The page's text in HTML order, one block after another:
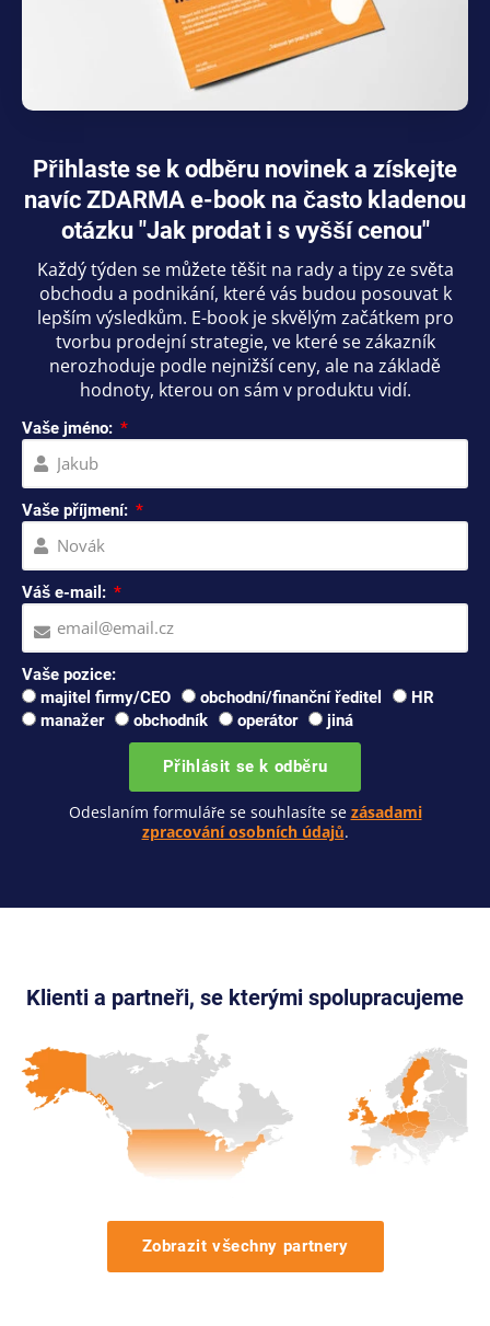
Přihlaste se k odběru novinek a získejte
navíc ZDARMA e-book na často kladenou
otázku "Jak prodat i s vyšší cenou"
Každý týden se můžete těšit na rady a tipy ze světa
obchodu a podnikání, které vás budou posouvat k
lepším výsledkům. E-book je skvělým začátkem pro
tvorbu prodejní strategie, ve které se zákazník
nerozhoduje podle nejnižší ceny, ale na základě
hodnoty, kterou on sám v produktu vidí.
Vaše jméno:
Vaše příjmení:
Váš e-mail:
Vaše pozice:
majitel firmy/CEO
obchodní/finanční ředitel
HR
manažer
obchodník operátor jiná
Přihlásit se k odběru
Odeslaním formuláře se souhlasíte se zásadami
zpracování osobních údajů.
Klienti a partneři, se kterými spolupracujeme
Zobrazit všechny partnery